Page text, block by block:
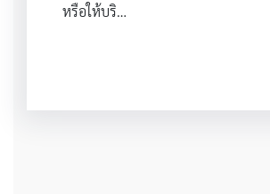
หรือให้บริ…